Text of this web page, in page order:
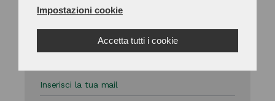
Impostazioni cookie
Accetta tutti i cookie
Iscriviti agli aggiornamenti